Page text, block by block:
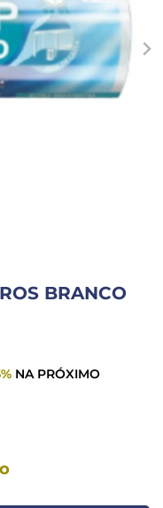
BRANCO
NA PRÓXIMO